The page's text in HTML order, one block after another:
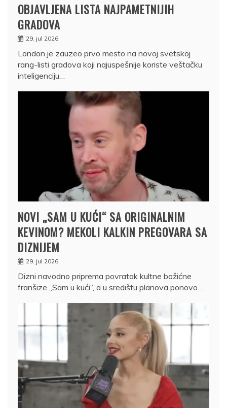
OBJAVLJENA LISTA NAJPAMETNIJIH
GRADOVA
29. jul 2026.
London je zauzeo prvo mesto na novoj svetskoj
rang-listi gradova koji najuspešnije koriste veštačku
inteligenciju…
NOVI „SAM U KUĆI“ SA ORIGINALNIM
KEVINOM? MEKOLI KALKIN PREGOVARA SA
DIZNIJEM
29. jul 2026.
Dizni navodno priprema povratak kultne božićne
franšize „Sam u kući“, a u središtu planova ponovo…